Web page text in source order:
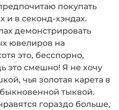
покупать
и в секонд-хэндах.
демонстрировать
ювелиров на
это, бесспорно,
это смешно! Я не хочу
чья золотая карета в
тыквой.
гораздо больше,